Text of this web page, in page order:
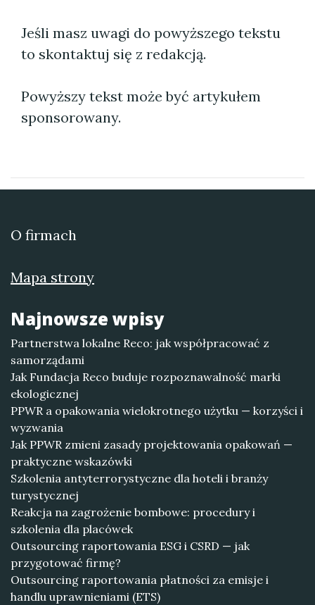
Jeśli masz uwagi do powyższego tekstu
to skontaktuj się z redakcją.
Powyższy tekst może być artykułem
sponsorowany.
O firmach
Mapa strony
Najnowsze wpisy
Partnerstwa lokalne Reco: jak współpracować z
samorządami
Jak Fundacja Reco buduje rozpoznawalność marki
ekologicznej
PPWR a opakowania wielokrotnego użytku — korzyści i
wyzwania
Jak PPWR zmieni zasady projektowania opakowań —
praktyczne wskazówki
Szkolenia antyterrorystyczne dla hoteli i branży
turystycznej
Reakcja na zagrożenie bombowe: procedury i
szkolenia dla placówek
Outsourcing raportowania ESG i CSRD — jak
przygotować firmę?
Outsourcing raportowania płatności za emisje i
handlu uprawnieniami (ETS)